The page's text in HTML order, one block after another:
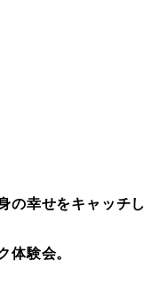
の幸せをキャッチし
体験会。